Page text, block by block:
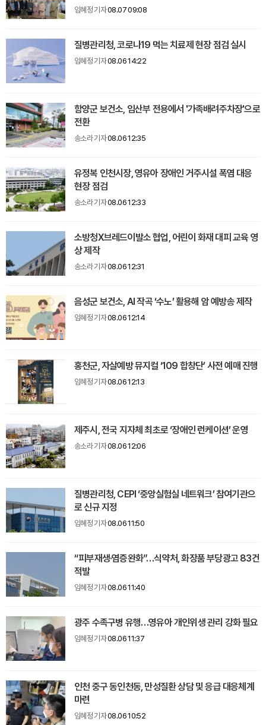
임혜정 기자08.07 09:08
질병관리청, 코로나19 먹는 치료제 현장 점검 실시
임혜정 기자08.06 14:22
함양군 보건소, 임산부 전용에서 '가족배려주차장'으로
전환
송소라 기자08.06 12:35
유정복 인천시장, 영유아 장애인 거주시설 폭염 대응
현장 점검
송소라 기자08.06 12:33
소방청X브레드이발소 협업, 어린이 화재 대피 교육 영
상 제작
송소라 기자08.06 12:31
음성군 보건소, AI 작곡 ‘수노’ 활용해 암 예방송 제작
임혜정 기자08.06 12:14
홍천군, 자살예방 뮤지컬 ‘109 합창단’ 사전 예매 진행
임혜정 기자08.06 12:13
제주시, 전국 지자체 최초로 ‘장애인 런케이션’ 운영
송소라 기자08.06 12:06
질병관리청, CEPI ‘중앙실험실 네트워크’ 참여기관으
로 신규 지정
임혜정 기자08.06 11:50
“피부재생·염증완화”…식약처, 화장품 부당광고 83건
적발
임혜정 기자08.06 11:40
광주 수족구병 유행…영유아 개인위생 관리 강화 필요
임혜정 기자08.06 11:37
인천 중구 동인천동, 만성질환 상담 및 응급 대응체계
마련
임혜정 기자08.06 10:52